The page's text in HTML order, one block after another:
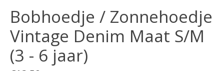
Bobhoedje / Zonnehoedje
Vintage Denim Maat S/M
(3 - 6 jaar)